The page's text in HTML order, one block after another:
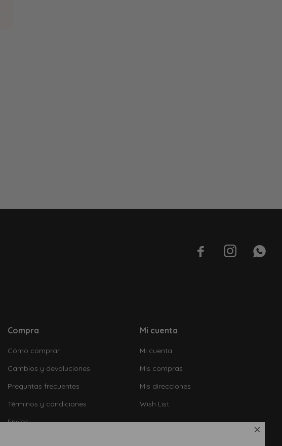

  
Compra
Cómo comprar
Cambios y devoluciones
Preguntas frecuentes
Términos y condiciones
Envíos
Mi cuenta
Mi cuenta
Mis compras
Mis direcciones
Wish List